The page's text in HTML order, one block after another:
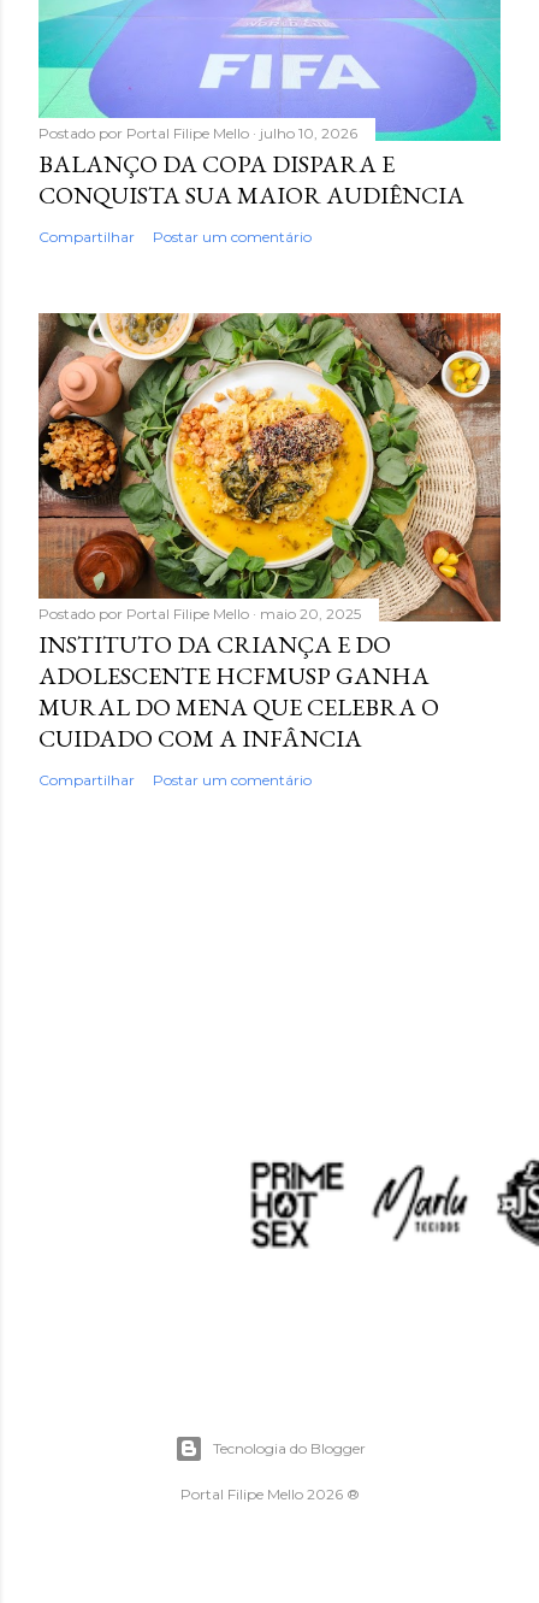
Postado por Portal Filipe Mello julho 10, 2026
BALANÇO DA COPA DISPARA E
CONQUISTA SUA MAIOR AUDIÊNCIA
Compartilhar Postar um comentário
Postado por Portal Filipe Mello maio 20, 2025
INSTITUTO DA CRIANÇA E DO
ADOLESCENTE HCFMUSP GANHA
MURAL DO MENA QUE CELEBRA O
CUIDADO COM A INFÂNCIA
Compartilhar Postar um comentário
Tecnologia do Blogger
Portal Filipe Mello 2026 ®